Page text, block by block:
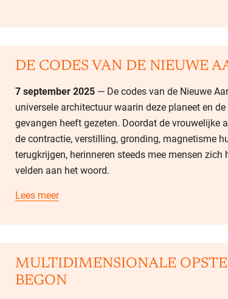
DE CODES VAN DE NIEUWE
7 september 2025— De codes van de Nieuwe
universele architectuur waarin deze planeet en
gevangen heeft gezeten. Doordat de vrouwelijke
de contractie, verstilling, gronding, magnetisme
terugkrijgen, herinneren steeds mee mensen
velden aan het woord.
Lees meer
MULTIDIMENSIONALE
BEGON